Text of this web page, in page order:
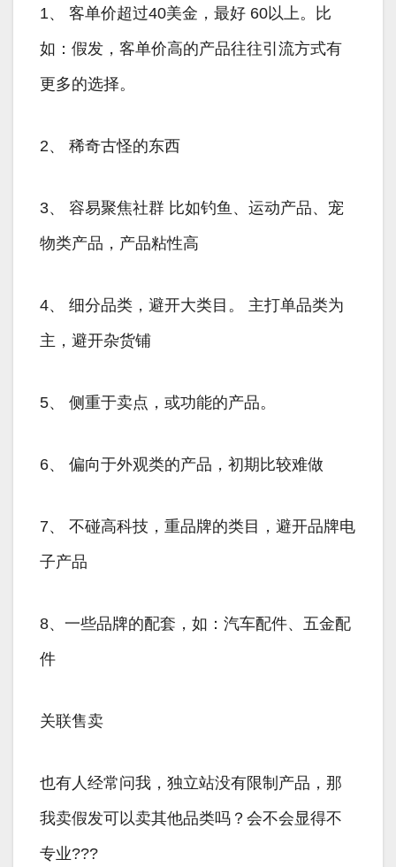
1、 客单价超过40美金，最好 60以上。比
如：假发，客单价高的产品往往引流方式有
更多的选择。
2、 稀奇古怪的东西
3、 容易聚焦社群 比如钓鱼、运动产品、宠
物类产品，产品粘性高
4、 细分品类，避开大类目。 主打单品类为
主，避开杂货铺
5、 侧重于卖点，或功能的产品。
6、 偏向于外观类的产品，初期比较难做
7、 不碰高科技，重品牌的类目，避开品牌电
子产品
8、一些品牌的配套，如：汽车配件、五金配
件
关联售卖
也有人经常问我，独立站没有限制产品，那
我卖假发可以卖其他品类吗？会不会显得不
专业???